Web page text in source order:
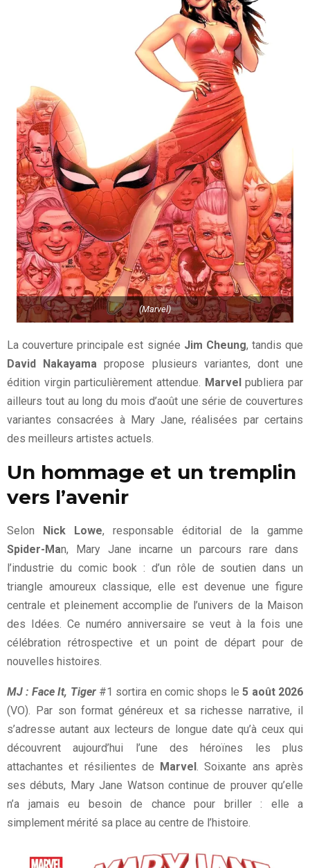
(Marvel)
La couverture principale est signée Jim Cheung, tandis que
David Nakayama propose plusieurs variantes, dont une
édition virgin particulièrement attendue. Marvel publiera par
ailleurs tout au long du mois d’août une série de couvertures
variantes consacrées à Mary Jane, réalisées par certains
des meilleurs artistes actuels.
Un hommage et un tremplin
vers l’avenir
Selon Nick Lowe, responsable éditorial de la gamme
Spider-Man, Mary Jane incarne un parcours rare dans
l’industrie du comic book : d’un rôle de soutien dans un
triangle amoureux classique, elle est devenue une figure
centrale et pleinement accomplie de l’univers de la Maison
des Idées. Ce numéro anniversaire se veut à la fois une
célébration rétrospective et un point de départ pour de
nouvelles histoires.
MJ : Face It, Tiger #1 sortira en comic shops le5 août 2026
(VO). Par son format généreux et sa richesse narrative, il
s’adresse autant aux lecteurs de longue date qu’à ceux qui
découvrent aujourd’hui l’une des héroïnes les plus
attachantes et résilientes de
Marvel. Soixante ans après
ses débuts, Mary Jane Watson continue de prouver qu’elle
n’a jamais eu besoin de chance pour briller : elle a
simplement mérité sa place au centre de l’histoire.